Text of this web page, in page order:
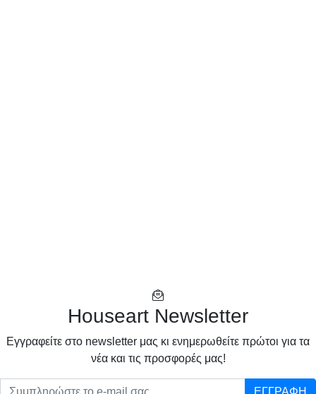
Houseart Newsletter
Eγγραφείτε στο newsletter μας κι ενημερωθείτε πρώτοι για τα
νέα και τις προσφορές μας!
ΕΓΓΡΑΦΗ